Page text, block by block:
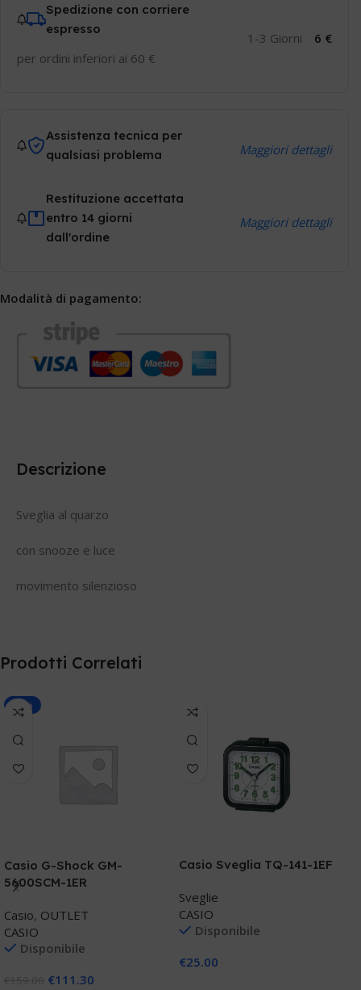
Spedizione con corriere
espresso
per ordini inferiori ai 60 €
1-3 Giorni 6 €
Assistenza tecnica per
qualsiasi problema
Maggiori dettagli
Restituzione accettata
entro 14 giorni
dall'ordine
Maggiori dettagli
Modalità di pagamento:
Descrizione
Sveglia al quarzo
con snooze e luce
movimento silenzioso
Prodotti Correlati
-30%
Casio G-Shock GM-
5600SCM-1ER
Casio, OUTLET
CASIO
Disponibile
€111.30
Casio Sveglia TQ-141-1EF
Sveglie
CASIO
Disponibile
€25.00